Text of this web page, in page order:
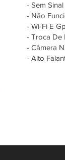
- Sem
- Não
- Wi-Fi E
- Troca De
- Câmera
- Alto